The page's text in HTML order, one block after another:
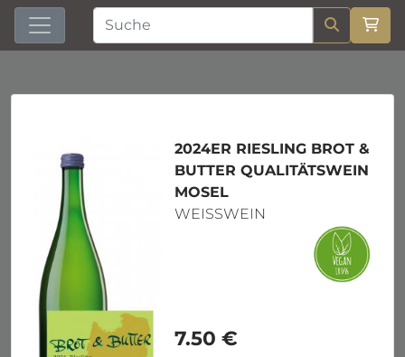
2024ER RIESLING BROT &
BUTTER QUALITÄTSWEIN
MOSEL
WEISSWEIN
7.50 €